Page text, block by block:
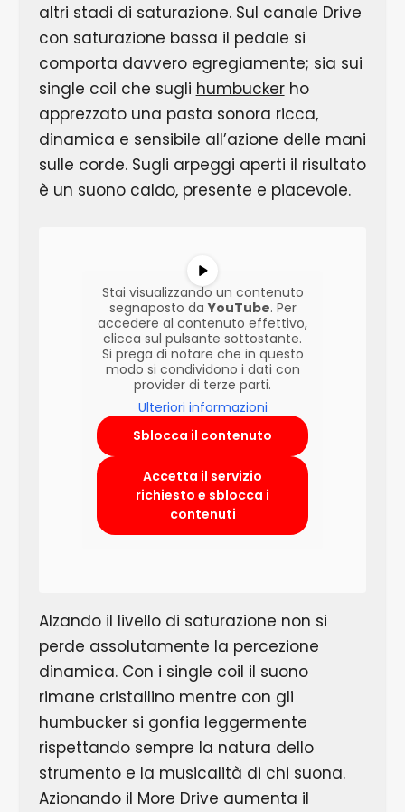
altri stadi di saturazione. Sul canale Drive
con saturazione bassa il pedale si
comporta davvero egregiamente; sia sui
single coil che sugli humbuckerho
apprezzato una pasta sonora ricca,
dinamica e sensibile all’azione delle mani
sulle corde. Sugli arpeggi aperti il risultato
è un suono caldo, presente e piacevole.
Stai visualizzando un contenuto
segnaposto daYouTube. Per
accedere al contenuto effettivo,
clicca sul pulsante sottostante.
Si prega di notare che in questo
modo si condividono i dati con
provider di terze parti.
Ulteriori informazioni
Sblocca il contenuto
Accetta il servizio
richiesto e sblocca i
contenuti
Alzando il livello di saturazione non si
perde assolutamente la percezione
dinamica. Con i single coil il suono
rimane cristallino mentre con gli
humbucker si gonfia leggermente
rispettando sempre la natura dello
strumento e la musicalità di chi suona.
Azionando il More Drive aumenta il